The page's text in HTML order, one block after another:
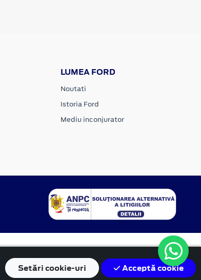
LUMEA FORD
Noutati
Istoria Ford
Mediu inconjurator
Setăricookie-uri Acceptă cookie